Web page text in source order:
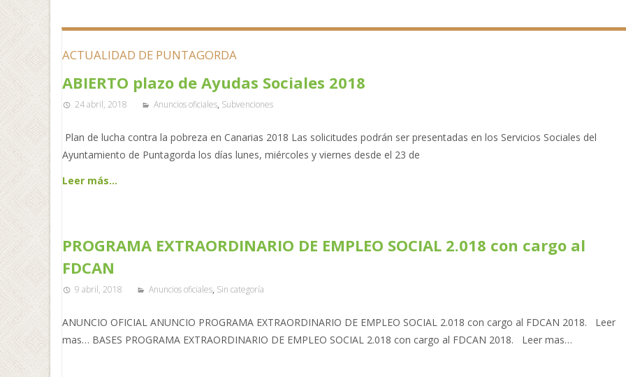
ACTUALIDAD DE PUNTAGORDA
ABIERTO plazo de Ayudas Sociales 2018
24 abril, 2018 Anuncios oficiales, Subvenciones
Plan de lucha contra la pobreza en Canarias 2018 Las solicitudes podrán ser presentadas en los Servicios Sociales del
Ayuntamiento de Puntagorda los días lunes, miércoles y viernes desde el 23 de
Leer más…
PROGRAMA EXTRAORDINARIO DE EMPLEO SOCIAL 2.018 con cargo al
FDCAN
9 abril, 2018 Anuncios oficiales, Sin categoría
ANUNCIO OFICIAL ANUNCIO PROGRAMA EXTRAORDINARIO DE EMPLEO SOCIAL 2.018 con cargo al FDCAN 2018. Leer
mas… BASES PROGRAMA EXTRAORDINARIO DE EMPLEO SOCIAL 2.018 con cargo al FDCAN 2018. Leer mas…